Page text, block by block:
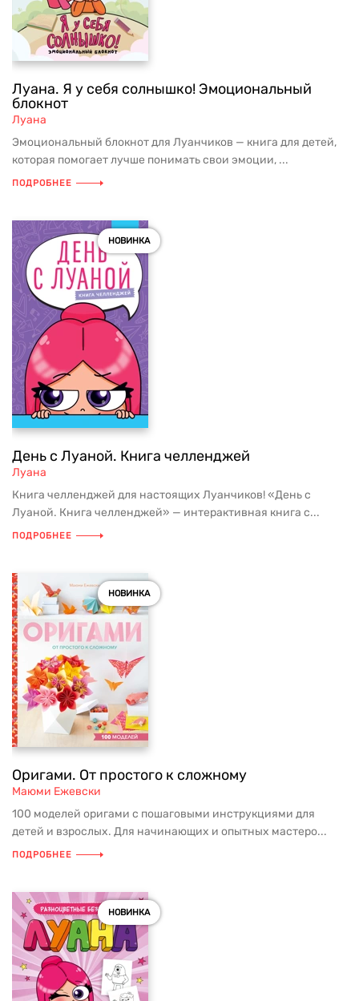
Луана. Я у себя солнышко! Эмоциональный
блокнот
Луана
Эмоциональный блокнот для Луанчиков — книга для детей,
которая помогает лучше понимать свои эмоции, ...
ПОДРОБНЕЕ
НОВИНКА
День с Луаной. Книга челленджей
Луана
Книга челленджей для настоящих Луанчиков! «День с
Луаной. Книга челленджей» — интерактивная книга с...
ПОДРОБНЕЕ
НОВИНКА
Оригами. От простого к сложному
Маюми Ежевски
100 моделей оригами с пошаговыми инструкциями для
детей и взрослых. Для начинающих и опытных мастеро...
ПОДРОБНЕЕ
НОВИНКА